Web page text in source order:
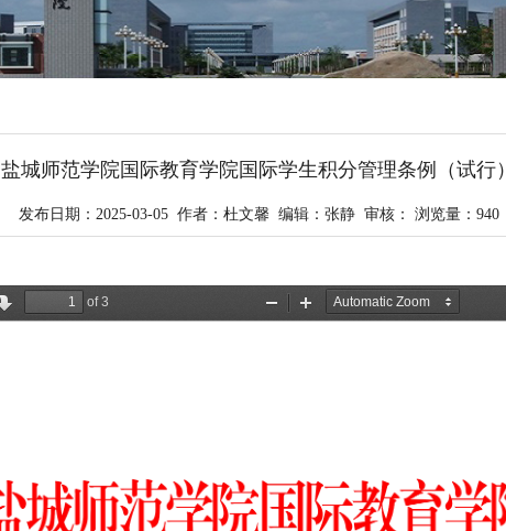
盐城师范学院国际教育学院国际学生积分管理条例（试行）
发布日期：2025-03-05 作者：杜文馨 编辑：张静 审核： 浏览量： 940